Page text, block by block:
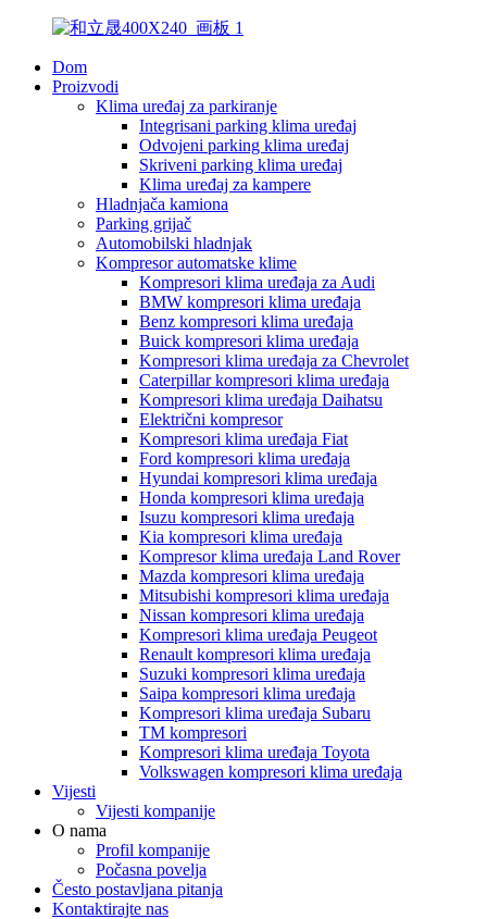
Dom
Proizvodi
Klima uređaj za parkiranje
Integrisani parking klima uređaj
Odvojeni parking klima uređaj
Skriveni parking klima uređaj
Klima uređaj za kampere
Hladnjača kamiona
Parking grijač
Automobilski hladnjak
Kompresor automatske klime
Kompresori klima uređaja za Audi
BMW kompresori klima uređaja
Benz kompresori klima uređaja
Buick kompresori klima uređaja
Kompresori klima uređaja za Chevrolet
Caterpillar kompresori klima uređaja
Kompresori klima uređaja Daihatsu
Električni kompresor
Kompresori klima uređaja Fiat
Ford kompresori klima uređaja
Hyundai kompresori klima uređaja
Honda kompresori klima uređaja
Isuzu kompresori klima uređaja
Kia kompresori klima uređaja
Kompresor klima uređaja Land Rover
Mazda kompresori klima uređaja
Mitsubishi kompresori klima uređaja
Nissan kompresori klima uređaja
Kompresori klima uređaja Peugeot
Renault kompresori klima uređaja
Suzuki kompresori klima uređaja
Saipa kompresori klima uređaja
Kompresori klima uređaja Subaru
TM kompresori
Kompresori klima uređaja Toyota
Volkswagen kompresori klima uređaja
Vijesti
Vijesti kompanije
O nama
Profil kompanije
Počasna povelja
Često postavljana pitanja
Kontaktirajte nas